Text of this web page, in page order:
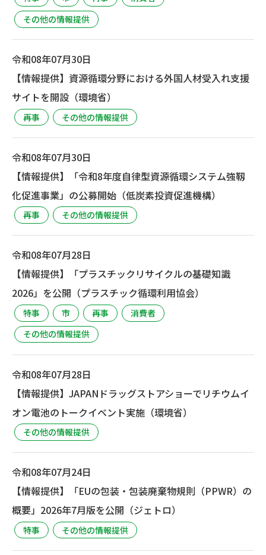
その他の情報提供
令和08年07月30日
【情報提供】資源循環分野における外国人材受入れ支援
サイトを開設（環境省）
再事 その他の情報提供
令和08年07月30日
【情報提供】「令和8年度自律型資源循環システム強靱
化促進事業」の公募開始（低炭素投資促進機構）
再事 その他の情報提供
令和08年07月28日
【情報提供】「プラスチックリサイクルの基礎知識
2026」を公開（プラスチック循環利用協会）
特事 市 再事
消費者
その他の情報提供
令和08年07月28日
【情報提供】JAPANドラッグストアショーでリチウムイ
オン電池のトークイベント実施（環境省）
その他の情報提供
令和08年07月24日
【情報提供】「EUの包装・包装廃棄物規則（PPWR）の
概要」2026年7月版を公開（ジェトロ）
特事 その他の情報提供